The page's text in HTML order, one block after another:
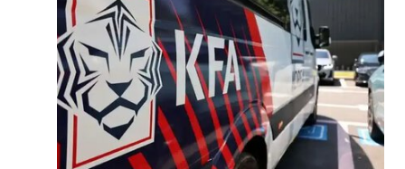
Вже 24 серпня українці отримають грошову
допомогу: хто у списку
Смачніші та дешевші за піцу: гарячі бутерброди із
сиром і томатами за лічені хвилини
Кого немає на військовому обліку: податкова